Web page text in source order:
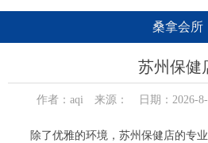
桑拿会所
苏州保健
作者：aqi 来源： 日期：2026-
除了优雅的环境，苏州保健店的专业